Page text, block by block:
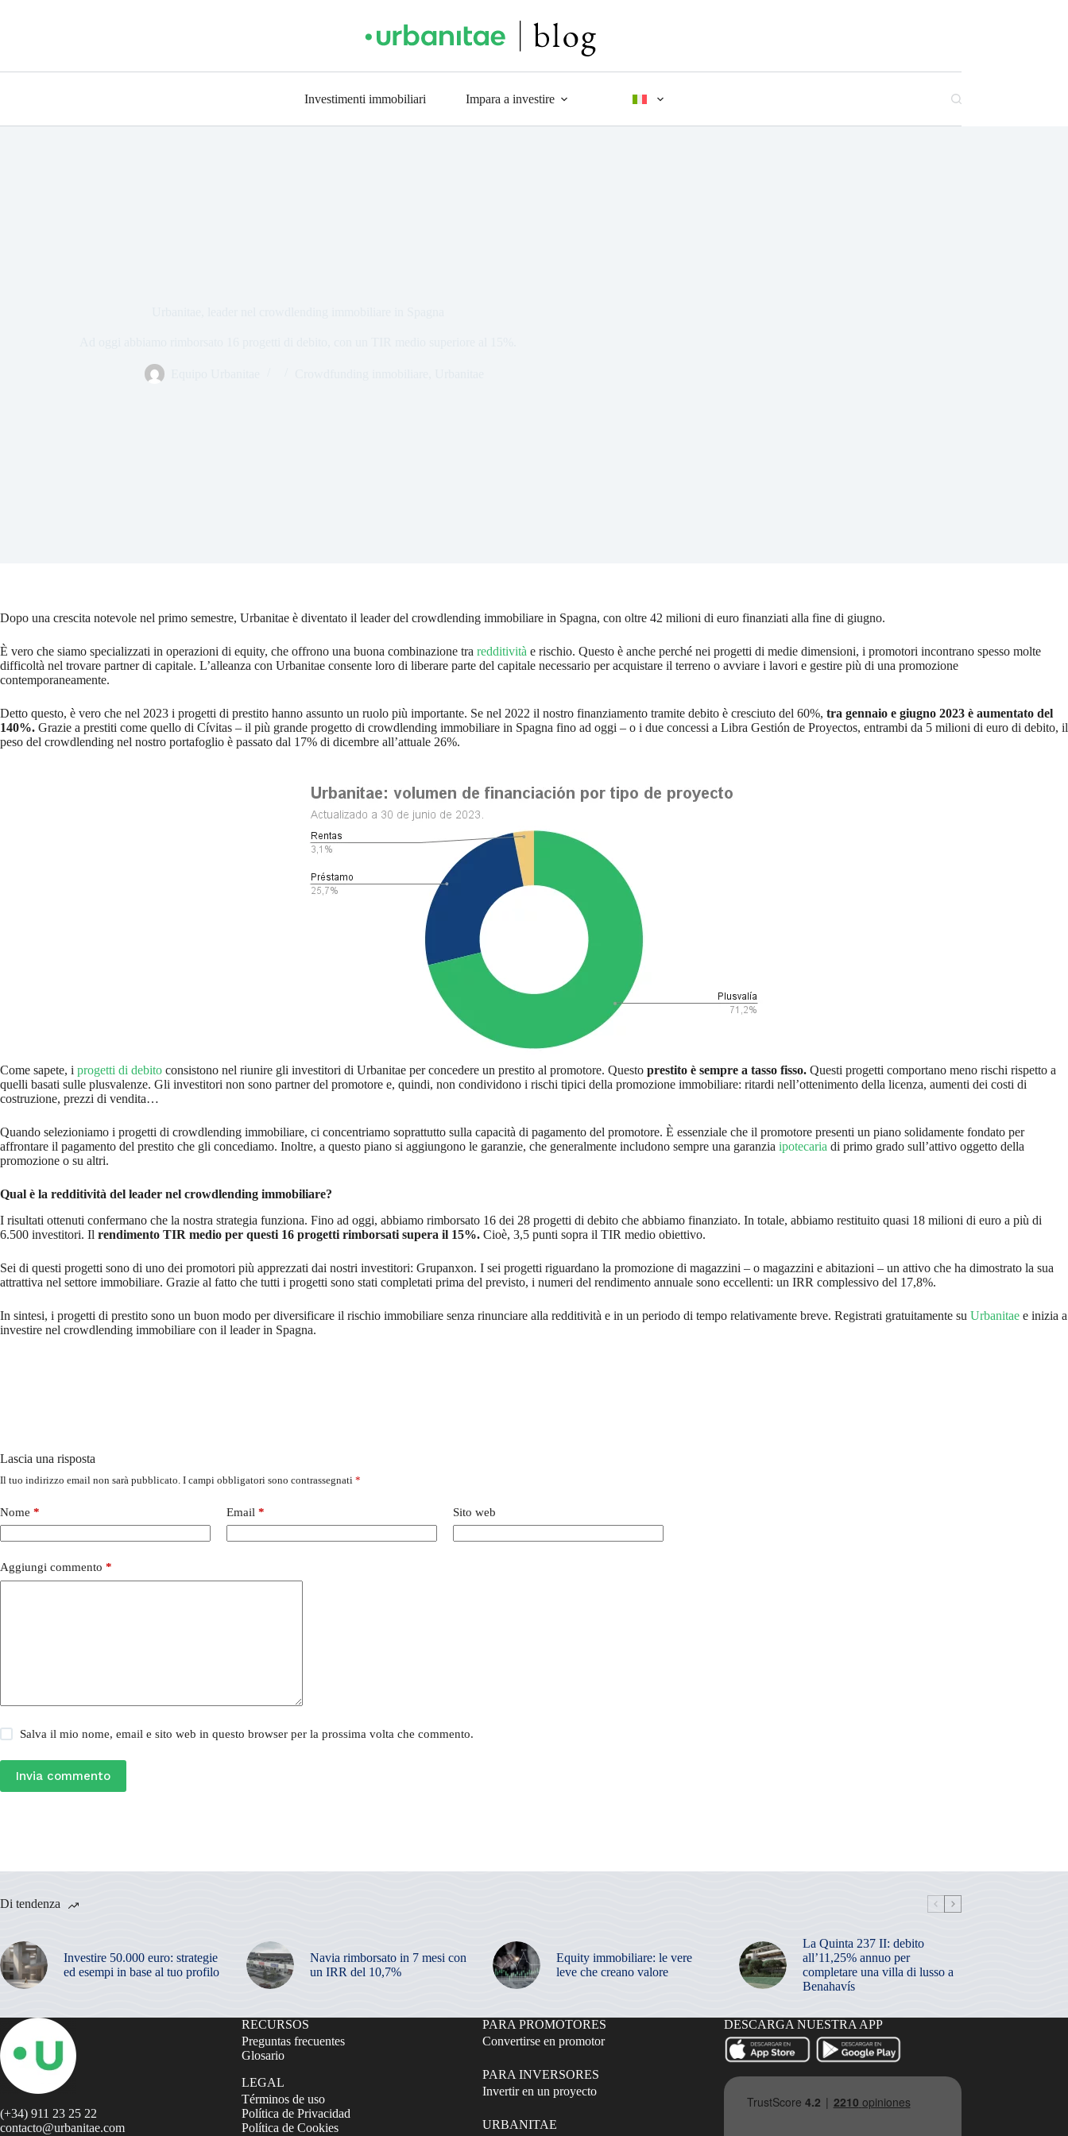
Investimenti immobiliari Impara a investire
Dopo una crescita notevole nel primo semestre, Urbanitae è diventato il leader del crowdlending immobiliare in Spagna, con oltre 42 milioni di euro finanziati alla fine di giugno.
È vero che siamo specializzati in operazioni di equity, che offrono una buona combinazione tra redditività e rischio. Questo è anche perché nei progetti di medie dimensioni, i promotori incontrano spesso molte
difficoltà nel trovare partner di capitale. L’alleanza con Urbanitae consente loro di liberare parte del capitale necessario per acquistare il terreno o avviare i lavori e gestire più di una promozione
contemporaneamente.
Detto questo, è vero che nel 2023 i progetti di prestito hanno assunto un ruolo più importante. Se nel 2022 il nostro finanziamento tramite debito è cresciuto del 60%, tra gennaio e giugno 2023 è aumentato del
140%. Grazie a prestiti come quello di Cívitas – il più grande progetto di crowdlending immobiliare in Spagna fino ad oggi – o i due concessi a Libra Gestión de Proyectos, entrambi da 5 milioni di euro di debito, il
peso del crowdlending nel nostro portafoglio è passato dal 17% di dicembre all’attuale 26%.
Come sapete, i progetti di debito consistono nel riunire gli investitori di Urbanitae per concedere un prestito al promotore. Questo prestito è sempre a tasso fisso. Questi progetti comportano meno rischi rispetto a
quelli basati sulle plusvalenze. Gli investitori non sono partner del promotore e, quindi, non condividono i rischi tipici della promozione immobiliare: ritardi nell’ottenimento della licenza, aumenti dei costi di
costruzione, prezzi di vendita…
Quando selezioniamo i progetti di crowdlending immobiliare, ci concentriamo soprattutto sulla capacità di pagamento del promotore. È essenziale che il promotore presenti un piano solidamente fondato per
affrontare il pagamento del prestito che gli concediamo. Inoltre, a questo piano si aggiungono le garanzie, che generalmente includono sempre una garanzia ipotecaria di primo grado sull’attivo oggetto della
promozione o su altri.
Qual è la redditività del leader nel crowdlending immobiliare?
I risultati ottenuti confermano che la nostra strategia funziona. Fino ad oggi, abbiamo rimborsato 16 dei 28 progetti di debito che abbiamo finanziato. In totale, abbiamo restituito quasi 18 milioni di euro a più di
6.500 investitori. Il rendimento TIR medio per questi 16 progetti rimborsati supera il 15%. Cioè, 3,5 punti sopra il TIR medio obiettivo.
Sei di questi progetti sono di uno dei promotori più apprezzati dai nostri investitori: Grupanxon. I sei progetti riguardano la promozione di magazzini – o magazzini e abitazioni – un attivo che ha dimostrato la sua
attrattiva nel settore immobiliare. Grazie al fatto che tutti i progetti sono stati completati prima del previsto, i numeri del rendimento annuale sono eccellenti: un IRR complessivo del 17,8%.
In sintesi, i progetti di prestito sono un buon modo per diversificare il rischio immobiliare senza rinunciare alla redditività e in un periodo di tempo relativamente breve. Registrati gratuitamente su Urbanitae e inizia a
investire nel crowdlending immobiliare con il leader in Spagna.
Lascia una risposta
Il tuo indirizzo email non sarà pubblicato. I campi obbligatori sono contrassegnati *
Nome * Email * Sito web
Aggiungi commento *
Salva il mio nome, email e sito web in questo browser per la prossima volta che commento.
Invia commento
Di tendenza
Investire 50.000 euro: strategie
ed esempi in base al tuo profilo
Navia rimborsato in 7 mesi con
un IRR del 10,7%
Equity immobiliare: le vere
leve che creano valore
La Quinta 237 II: debito
all’11,25% annuo per
completare una villa di lusso a
Benahavís
(+34) 911 23 25 22
contacto@urbanitae.com
RECURSOS
Preguntas frecuentes
Glosario
LEGAL
Términos de uso
Política de Privacidad
Política de Cookies
PARA PROMOTORES
Convertirse en promotor
PARA INVERSORES
Invertir en un proyecto
URBANITAE
DESCARGA NUESTRA APP